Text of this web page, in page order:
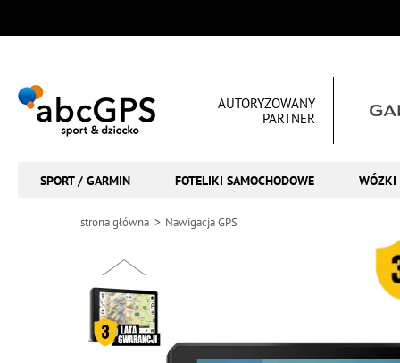
AUTORYZOWANY
PARTNER
SPORT / GARMIN FOTELIKI SAMOCHODOWE WÓZKI
strona główna Nawigacja GPS